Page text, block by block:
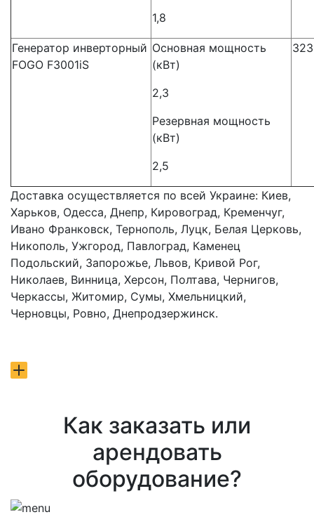
1,8
Генератор инверторный
FOGO F3001iS
Основная мощность
(кВт)
2,3
Резервная мощность
(кВт)
2,5
Доставка осуществляется по всей Украине: Киев,
Харьков, Одесса, Днепр, Кировоград, Кременчуг,
Ивано Франковск, Тернополь, Луцк, Белая Церковь,
Никополь, Ужгород, Павлоград, Каменец
Подольский, Запорожье, Львов, Кривой Рог,
Николаев, Винница, Херсон, Полтава, Чернигов,
Черкассы, Житомир, Сумы, Хмельницкий,
Черновцы, Ровно, Днепродзержинск.
Как заказать или
арендовать
оборудование?